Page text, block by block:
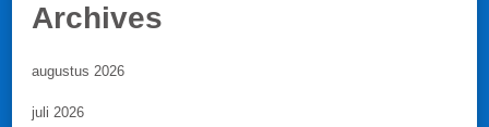
Archives
augustus 2026
juli 2026